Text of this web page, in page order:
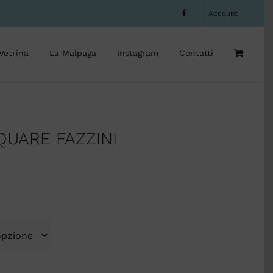
Account
Vetrina La Malpaga Instagram Contatti
FAZZINI